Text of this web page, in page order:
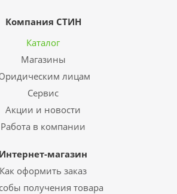
Компания СТИН
Каталог
Магазины
лицам
Сервис
Акции и новости
Работа в компании
Интернет-магазин
Как оформить заказ
получения товара